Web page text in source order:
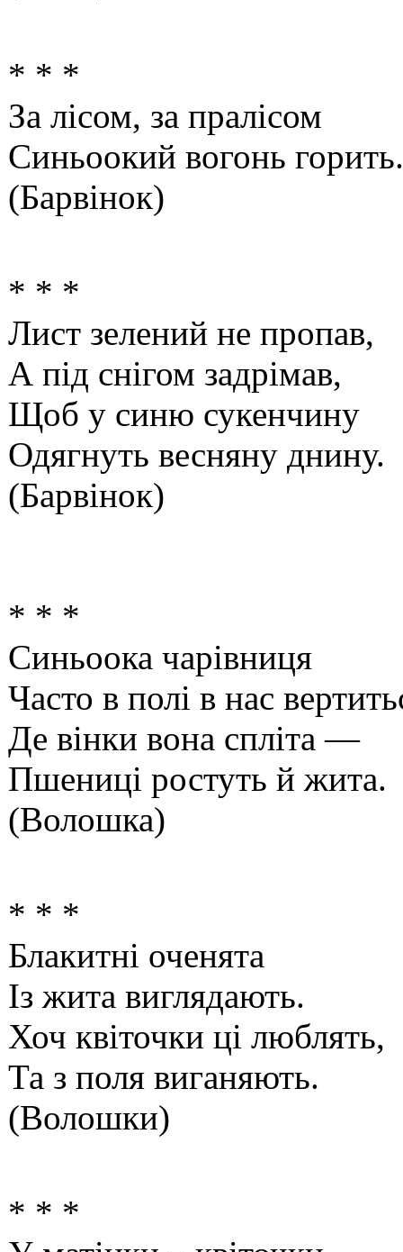
* * *
За лісом, за пралісом
Синьоокий вогонь горить.
(Барвінок)
* * *
Лист зелений не пропав,
А під снігом задрімав,
Щоб у синю сукенчину
Одягнуть весняну днину.
(Барвінок)
* * *
Синьоока чарівниця
Часто в полі в нас
Де вінки вона спліта —
Пшениці ростуть й жита.
(Волошка)
* * *
Блакитні оченята
Із жита виглядають.
Хоч квіточки ці люблять,
Та з поля виганяють.
(Волошки)
* * *